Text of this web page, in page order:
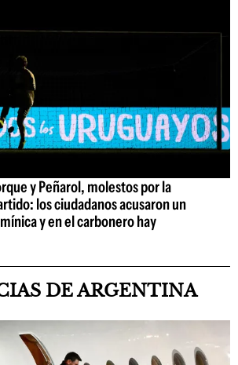
y Peñarol, molestos por la
los ciudadanos acusaron un
y en el carbonero hay
DE ARGENTINA